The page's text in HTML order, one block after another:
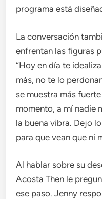
programa está
La conversación
enfrentan las figuras
“Hoy en día te
más, no te lo
se muestra más
momento, a mí nadie
la buena vibra. Dejo
para que vean que ni
Al hablar sobre su
Acosta Then le
ese paso. Jenny